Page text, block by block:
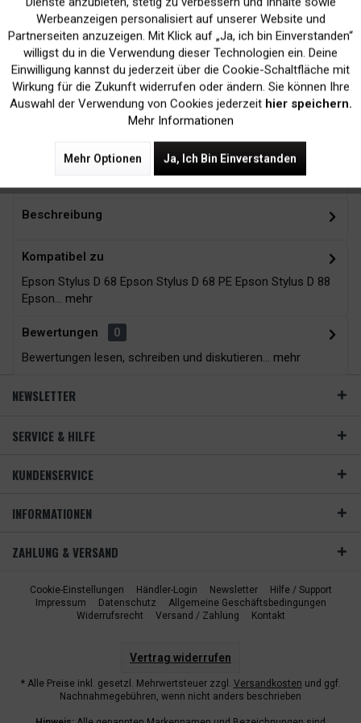
Kein Verlust der
Druckergarantie
Versand innerhalb von
24H*
Beschreibung
Kompatibel zu
Epson Stylus D 68 Epson Stylus D 68 PE Epson Stylus D 88
Epson... mehr
Bewertungen
0
Bewertungen lesen, schreiben und diskutieren... mehr
NEWSLETTER
SERVICE & HILFE
KUNDENSERVICE
INFORMATIONEN
ZAHLUNG & VERSAND
Cookie-Einstellungen Händler-Login Newsletter
Hilfe / Support
Impressum
Datenschutz
Allgemeine Geschäftsbedingungen
Widerrufsrecht
Versand / Zahlung Kontakt
Vertrag widerrufen
* Alle Preise inkl. gesetzl. Mehrwertsteuer zzgl. Versandkosten und ggf.
Nachnahmegebühren, wenn nicht anders beschrieben
Marketing Inaktiv
Tracking Inaktiv
Werbeanzeigen personalisiert auf unserer Website und
Partnerseiten anzuzeigen. Mit Klick auf „Ja, ich bin Einverstanden“
willigst du in die Verwendung dieser Technologien ein. Deine
Einwilligung kannst du jederzeit über die Cookie-Schaltfläche mit
Wirkung für die Zukunft widerrufen oder ändern. Sie können Ihre
Auswahl der Verwendung von Cookies jederzeit hier speichern.
Mehr Informationen
Mehr Optionen Ja, Ich Bin Einverstanden